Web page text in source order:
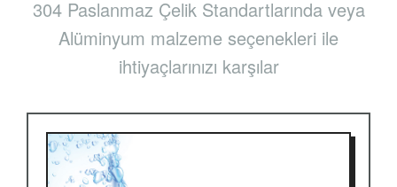
304 Paslanmaz Çelik Standartlarında veya
Alüminyum malzeme seçenekleri ile
ihtiyaçlarınızı karşılar